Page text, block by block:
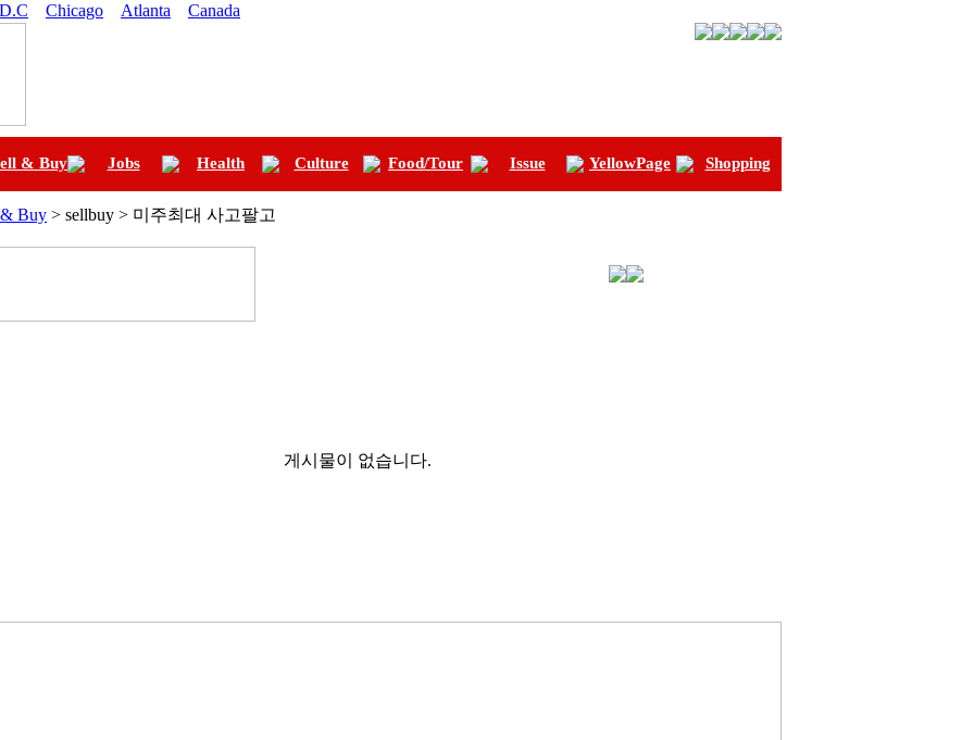
Chicago Atlanta Canada
& Buy Jobs Health Culture Food/Tour Issue YellowPage Shopping
Buy > sellbuy > 미주최대 사고팔고
게시물이 없습니다.